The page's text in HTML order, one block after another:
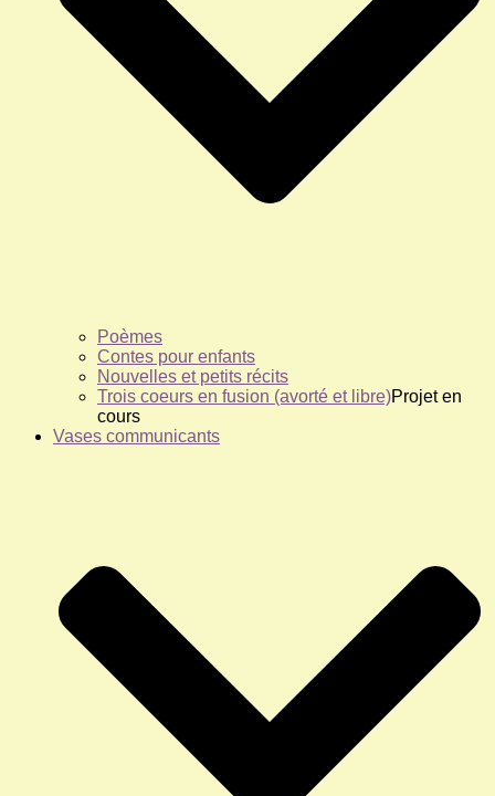
Poèmes
Contes pour enfants
Nouvelles et petits récits
Trois coeurs en fusion (avorté et libre)Projet en
cours
Vases communicants